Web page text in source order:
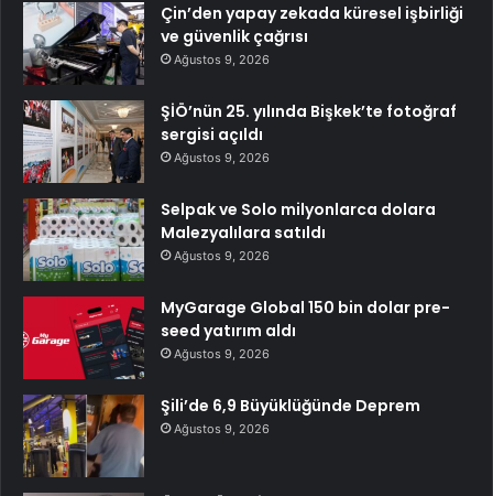
Çin’den yapay zekada küresel işbirliği
ve güvenlik çağrısı
Ağustos 9, 2026
ŞİÖ’nün 25. yılında Bişkek’te fotoğraf
sergisi açıldı
Ağustos 9, 2026
Selpak ve Solo milyonlarca dolara
Malezyalılara satıldı
Ağustos 9, 2026
MyGarage Global 150 bin dolar pre-
seed yatırım aldı
Ağustos 9, 2026
Şili’de 6,9 Büyüklüğünde Deprem
Ağustos 9, 2026